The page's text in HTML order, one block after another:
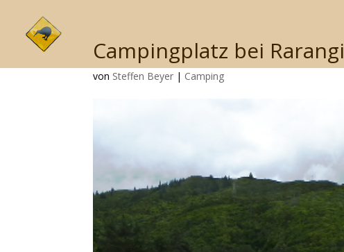
Campingplatz bei Rarangi
von Steffen Beyer | Camping